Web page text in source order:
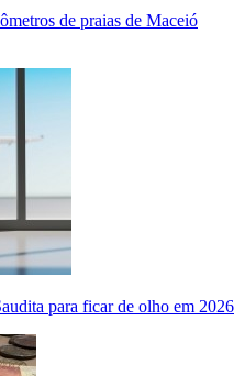
de praias de Maceió
para ficar de olho em 2026